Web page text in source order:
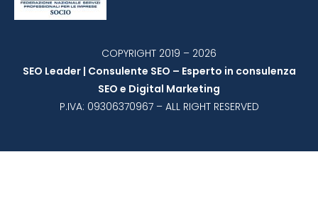
COPYRIGHT 2019 – 2026
SEO Leader | Consulente SEO – Esperto in consulenza
SEO e Digital Marketing
P.IVA: 09306370967 – ALL RIGHT RESERVED